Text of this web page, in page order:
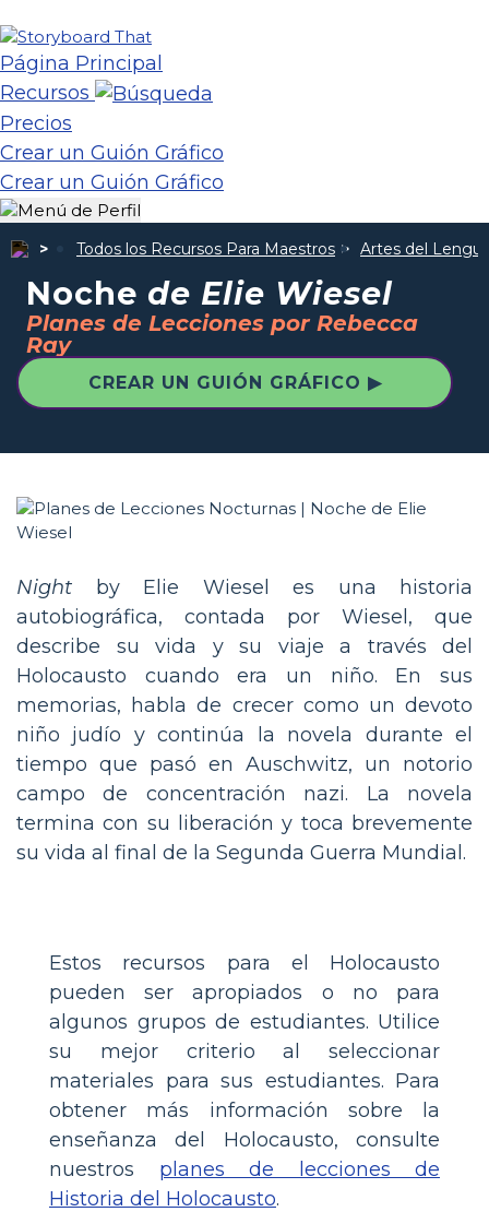
Página Principal
Recursos
Precios
Crear un Guión Gráfico
Crear un Guión Gráfico
Todos los Recursos Para Maestros Artes del
Noche de Elie Wiesel
Planes de Lecciones por Rebecca
Ray
CREAR UN GUIÓN GRÁFICO ▶
Night by Elie Wiesel es una historia
autobiográfica, contada por Wiesel, que
describe su vida y su viaje a través del
Holocausto cuando era un niño. En sus
memorias, habla de crecer como un devoto
niño judío y continúa la novela durante el
tiempo que pasó en Auschwitz, un notorio
campo de concentración nazi. La novela
termina con su liberación y toca brevemente
su vida al final de la Segunda Guerra Mundial.
Estos recursos para el Holocausto
pueden ser apropiados o no para
algunos grupos de estudiantes. Utilice
su mejor criterio al seleccionar
materiales para sus estudiantes. Para
obtener más información sobre la
enseñanza del Holocausto, consulte
nuestros planes de lecciones de
Historia del Holocausto.